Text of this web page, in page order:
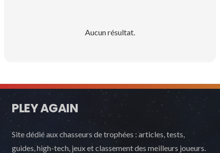
Aucun résultat.
PLEY AGAIN
Site dédié aux chasseurs de trophées : articles, tests,
guides, high-tech, jeux et classement des meilleurs joueurs.